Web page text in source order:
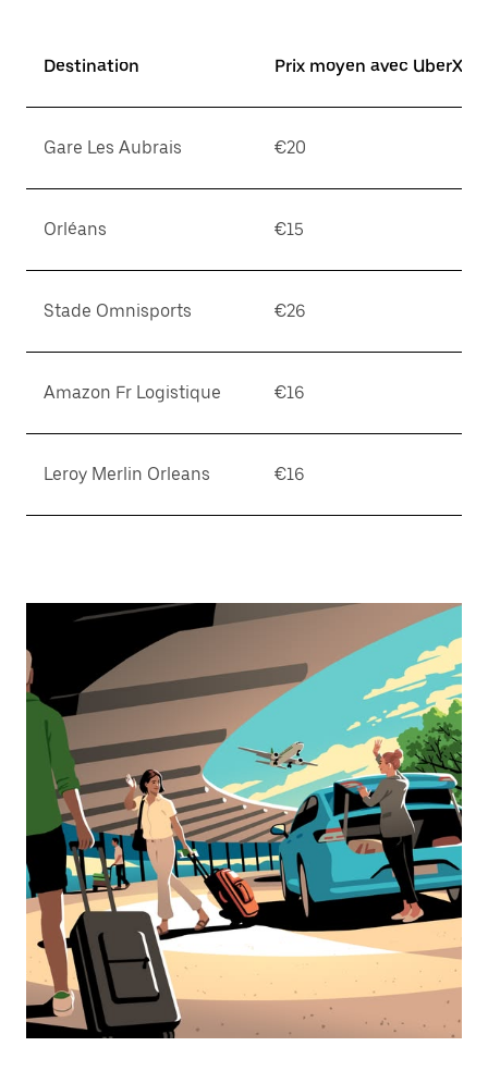
Destination Prix moyen avec UberX*
Gare Les Aubrais €20
Orléans €15
Stade Omnisports €26
Amazon Fr Logistique €16
Leroy Merlin Orleans €16